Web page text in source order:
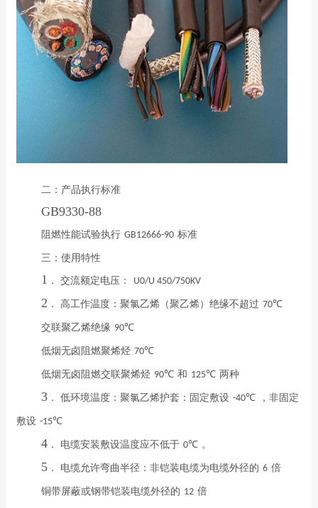
二：产品执行标准
GB9330-88
阻燃性能试验执行 GB12666-90 标准
三：使用特性
1 ． 交流额定电压： U0/U 450/750KV
2 ． 高工作温度：聚氯乙烯（聚乙烯）绝缘不超过 70℃
交联聚乙烯绝缘 90℃
低烟无卤阻燃聚烯烃 70℃
低烟无卤阻燃交联聚烯烃 90℃ 和 125℃ 两种
3． 低环境温度：聚氯乙烯护套：固定敷设 -40℃ ，非固定
敷设 -15℃
4． 电缆安装敷设温度应不低于 0℃ 。
5． 电缆允许弯曲半径：非铠装电缆为电缆外径的 6 倍
铜带屏蔽或钢带铠装电缆外径的 12 倍